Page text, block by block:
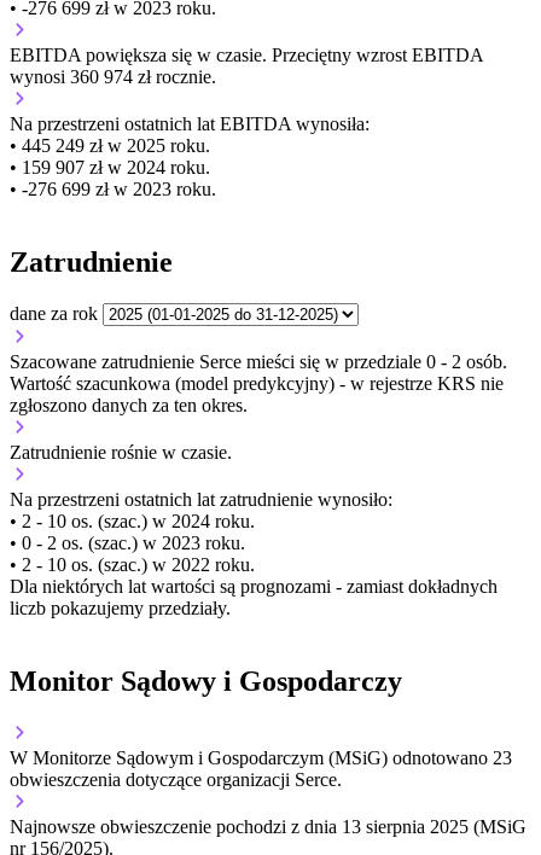
• -276 699 zł w 2023 roku.
EBITDA powiększa się w czasie. Przeciętny wzrost EBITDA
wynosi 360 974 zł rocznie.
Na przestrzeni ostatnich lat EBITDA wynosiła:
• 445 249 zł w 2025 roku.
• 159 907 zł w 2024 roku.
• -276 699 zł w 2023 roku.
Zatrudnienie
dane za rok
Szacowane zatrudnienie Serce mieści się w przedziale 0 - 2 osób.
Wartość szacunkowa (model predykcyjny) - w rejestrze KRS nie
zgłoszono danych za ten okres.
Zatrudnienie rośnie w czasie.
Na przestrzeni ostatnich lat zatrudnienie wynosiło:
• 2 - 10 os. (szac.) w 2024 roku.
• 0 - 2 os. (szac.) w 2023 roku.
• 2 - 10 os. (szac.) w 2022 roku.
Dla niektórych lat wartości są prognozami - zamiast dokładnych
liczb pokazujemy przedziały.
Monitor Sądowy i Gospodarczy
W Monitorze Sądowym i Gospodarczym (MSiG) odnotowano 23
obwieszczenia dotyczące organizacji Serce.
Najnowsze obwieszczenie pochodzi z dnia 13 sierpnia 2025 (MSiG
nr 156/2025).